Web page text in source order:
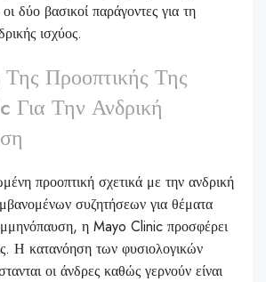
δύο βασικοί παράγοντες για τη
ισχύος.
Προοπτικής Της
Την Ανδρική
προοπτική σχετικά με την ανδρική
συζητήσεων για θέματα
η Mayo Clinic προσφέρει
Η κατανόηση των φυσιολογικών
οι άνδρες καθώς γερνούν είναι